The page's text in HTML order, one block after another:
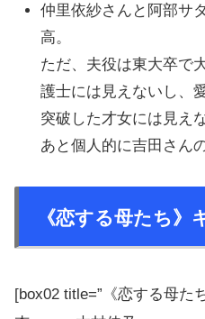
仲里依紗さんと阿部サ
高。
ただ、夫役は東大卒で
護士には見えないし、
突破した才女には見え
あと個人的に吉田さん
《恋する母たち》
[box02 title=”《恋する母た